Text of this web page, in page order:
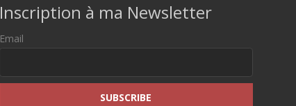
Inscription à ma Newsletter
Email